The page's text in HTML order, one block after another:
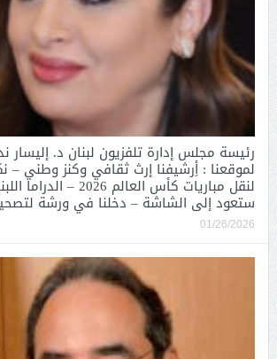
رئيسة مجلس إدارة تلفزيون لبنان د. إليسار
لموقعنا : أِرشيفنا إرث ثقافي وكنز وطني –
لنقل مباريات كأس العالم 2026
ستعود إلى الشاشة – دخلنا في ورشة
01/26/2026